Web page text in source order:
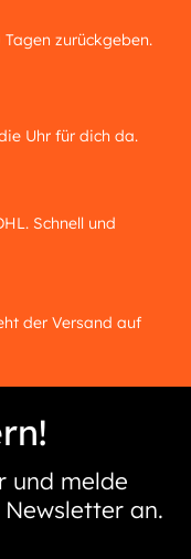
zurückgeben.
Uhr für dich da.
Schnell und
der Versand auf
und melde
an.